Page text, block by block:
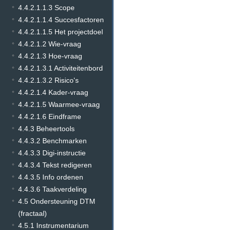
4.4.2.1.1.3 Scope
4.4.2.1.1.4 Succesfactoren
4.4.2.1.1.5 Het projectdoel
4.4.2.1.2 Wie-vraag
4.4.2.1.3 Hoe-vraag
4.4.2.1.3.1 Activiteitenbord
4.4.2.1.3.2 Risico's
4.4.2.1.4 Kader-vraag
4.4.2.1.5 Waarmee-vraag
4.4.2.1.6 Eindframe
4.4.3 Beheertools
4.4.3.2 Benchmarken
4.4.3.3 Digi-instructie
4.4.3.4 Tekst redigeren
4.4.3.5 Info ordenen
4.4.3.6 Taakverdeling
4.5 Ondersteuning DTM
(fractaal)
4.5.1 Instrumentarium